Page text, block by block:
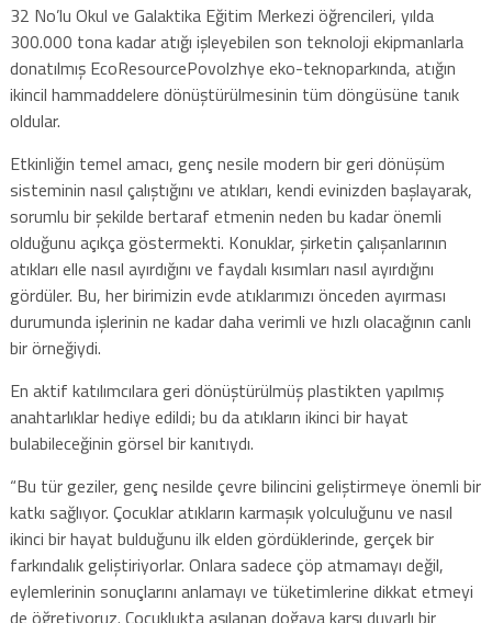
32 No’lu Okul ve Galaktika Eğitim Merkezi öğrencileri, yılda
300.000 tona kadar atığı işleyebilen son teknoloji ekipmanlarla
donatılmış EcoResourcePovolzhye eko-teknoparkında, atığın
ikincil hammaddelere dönüştürülmesinin tüm döngüsüne tanık
oldular.
Etkinliğin temel amacı, genç nesile modern bir geri dönüşüm
sisteminin nasıl çalıştığını ve atıkları, kendi evinizden başlayarak,
sorumlu bir şekilde bertaraf etmenin neden bu kadar önemli
olduğunu açıkça göstermekti. Konuklar, şirketin çalışanlarının
atıkları elle nasıl ayırdığını ve faydalı kısımları nasıl ayırdığını
gördüler. Bu, her birimizin evde atıklarımızı önceden ayırması
durumunda işlerinin ne kadar daha verimli ve hızlı olacağının canlı
bir örneğiydi.
En aktif katılımcılara geri dönüştürülmüş plastikten yapılmış
anahtarlıklar hediye edildi; bu da atıkların ikinci bir hayat
bulabileceğinin görsel bir kanıtıydı.
“Bu tür geziler, genç nesilde çevre bilincini geliştirmeye önemli bir
katkı sağlıyor. Çocuklar atıkların karmaşık yolculuğunu ve nasıl
ikinci bir hayat bulduğunu ilk elden gördüklerinde, gerçek bir
farkındalık geliştiriyorlar. Onlara sadece çöp atmamayı değil,
eylemlerinin sonuçlarını anlamayı ve tüketimlerine dikkat etmeyi
de öğretiyoruz. Çocuklukta aşılanan doğaya karşı duyarlı bir